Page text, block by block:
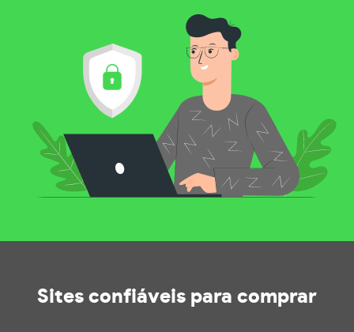
Sites confiáveis para comprar